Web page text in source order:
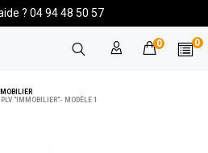
? 04 94 48 50 57
0 0
"IMMOBILIER"- MODÈLE 1